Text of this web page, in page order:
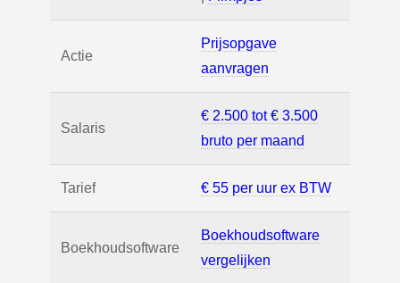
Actie
Prijsopgave
aanvragen
Salaris
€ 2.500 tot € 3.500
bruto per maand
Tarief € 55 per uur ex BTW
Boekhoudsoftware
Boekhoudsoftware
vergelijken